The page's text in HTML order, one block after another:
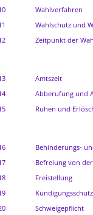
Wahlverfahren
Wahlschutz und
Zeitpunkt der
Amtszeit
Abberufung und
Ruhen und
Behinderungs-
Befreiung von
Freistellung
Kündigungsschutz
Schweigepflicht